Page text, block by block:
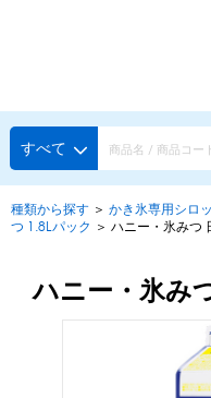
種類から探す
かき氷専用シロップ
スタンダードシロップ
い
探す
用途で選ぶ
メーカー・ブランドで選
すべて
種類から探す ＞ かき氷専用シロ
つ 1.8Lパック ＞ ハニー・氷みつ
ハニー・氷み